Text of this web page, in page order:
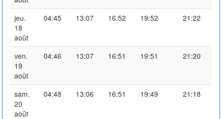
jeu.
18
août
04:45 13:07 16:52 19:52 21:22
ven.
19
août
04:46 13:07 16:51 19:51 21:20
sam.
20
août
04:48 13:06 16:51 19:49 21:18